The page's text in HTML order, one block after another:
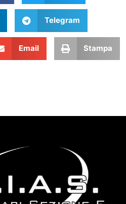
Telegram
Email Stampa